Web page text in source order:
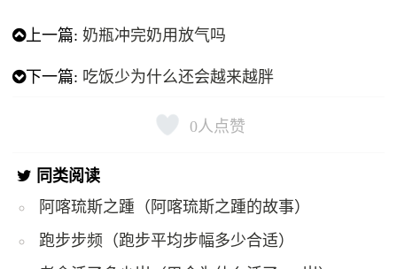
上一篇:奶瓶冲完奶用放气吗
下一篇: 吃饭少为什么还会越来越胖
0人点赞
同类阅读
阿喀琉斯之踵（阿喀琉斯之踵的故事）
跑步步频（跑步平均步幅多少合适）